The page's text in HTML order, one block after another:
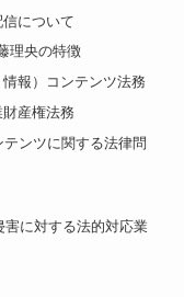
について
理央の特徴
報）コンテンツ法務
産権法務
ンツに関する法律問
に対する法的対応業